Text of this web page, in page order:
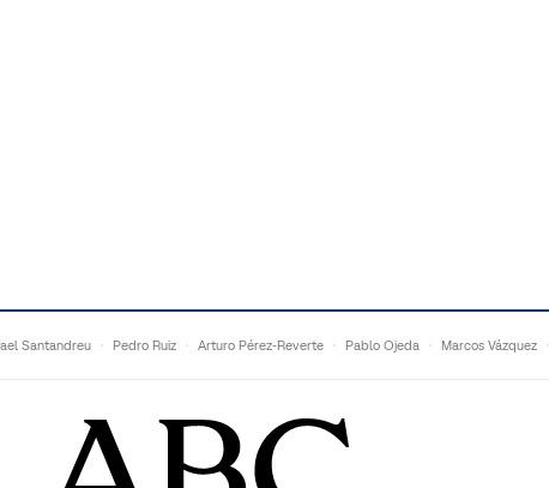
Santandreu Pedro Ruiz Arturo Pérez-Reverte Pablo Ojeda Marcos Vázquez